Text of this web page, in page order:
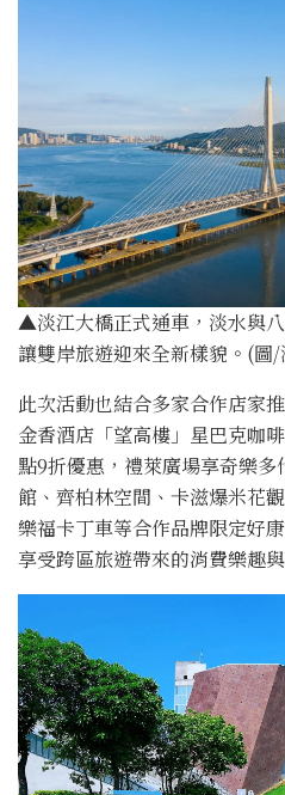
▲淡江大橋正式通車，淡水與
讓雙岸旅遊迎來全新樣貌。(圖
此次活動也結合多家合作店家
金香酒店「望高樓」星巴克咖
點9折優惠，禮萊廣場享奇樂
館、齊柏林空間、卡滋爆米花
樂福卡丁車等合作品牌限定好
享受跨區旅遊帶來的消費樂趣